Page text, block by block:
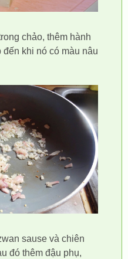
chảo, thêm hành
đến khi nó có màu nâu
sause và chiên
đó thêm đậu phụ,